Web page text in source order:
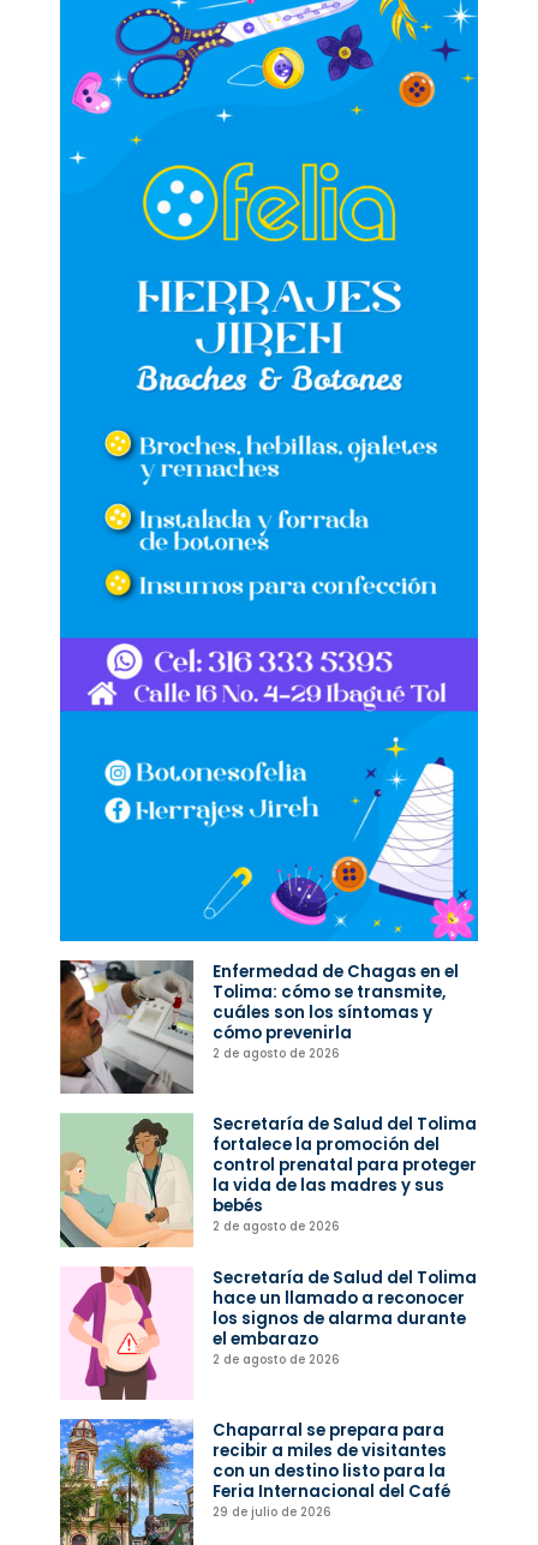
Enfermedad de Chagas en el
Tolima: cómo se transmite,
cuáles son los síntomas y
cómo prevenirla
2 de agosto de 2026
Secretaría de Salud del Tolima
fortalece la promoción del
control prenatal para proteger
la vida de las madres y sus
bebés
2 de agosto de 2026
Secretaría de Salud del Tolima
hace un llamado a reconocer
los signos de alarma durante
el embarazo
2 de agosto de 2026
Chaparral se prepara para
recibir a miles de visitantes
con un destino listo para la
Feria Internacional del Café
29 de julio de 2026